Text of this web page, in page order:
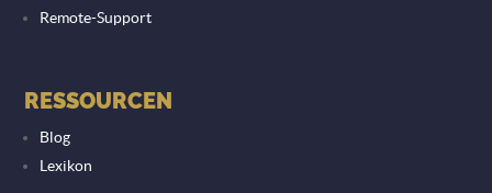
Remote-Support
RESSOURCEN
Blog
Lexikon